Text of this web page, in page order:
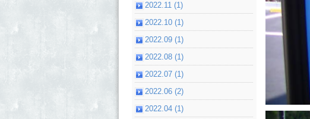
2022.11 (1)
2022.10 (1)
2022.09 (1)
2022.08 (1)
2022.07 (1)
2022.06 (2)
2022.04 (1)